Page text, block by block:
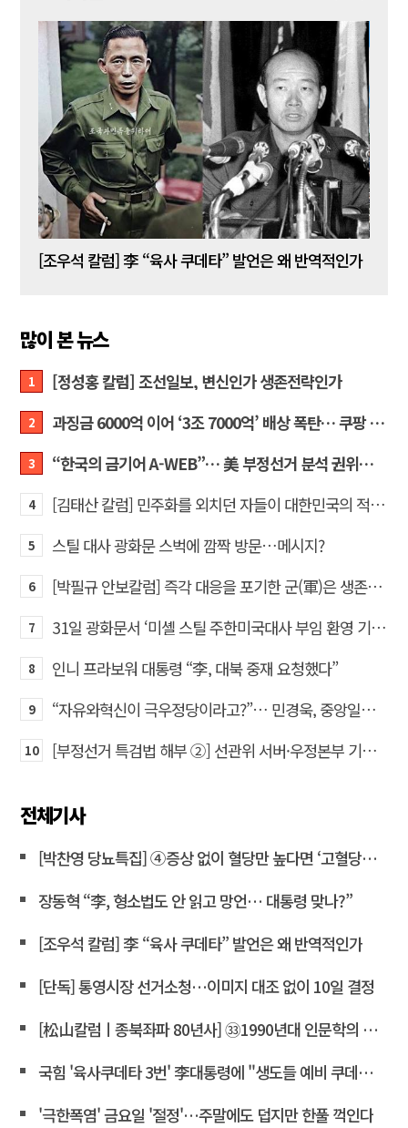
[조우석 칼럼] 李 “육사 쿠데타” 발언은 왜 반역적인가
많이 본 뉴스
1 [정성홍 칼럼] 조선일보, 변신인가 생존전략인가
2 과징금 6000억 이어 ‘3조 7000억’ 배상 폭탄… 쿠팡 때리기에 한미 통상 ‘초비상’
3 “한국의 금기어 A-WEB”… 美 부정선거 분석 권위자 프랭크 박사가 작심 비판한 한국 ‘선거 공작’의 실체
4 [김태산 칼럼] 민주화를 외치던 자들이 대한민국의 적이고 간첩이었다
5 스틸 대사 광화문 스벅에 깜짝 방문…메시지?
6 [박필규 안보칼럼] 즉각 대응을 포기한 군(軍)은 생존할 수 없다
7 31일 광화문서 ‘미셸 스틸 주한미국대사 부임 환영 기자회견’… 80여 개 단체 집결
8 인니 프라보워 대통령 “李, 대북 중재 요청했다”
9 “자유와혁신이 극우정당이라고?”… 민경욱, 중앙일보 직격
10 [부정선거 특검법 해부 ②] 선관위 서버·우정본부 기록까지…‘증거를 끌어오는 칼’
전체기사
[박찬영 당뇨특집] ④증상 없이 혈당만 높다면 ‘고혈당증’으로 불러야
장동혁 “李, 형소법도 안 읽고 망언… 대통령 맞나?”
[조우석 칼럼] 李 “육사 쿠데타” 발언은 왜 반역적인가
[단독] 통영시장 선거소청…이미지 대조 없이 10일 결정
[松山칼럼ㅣ종북좌파 80년사] ㉝1990년대 인문학의 좌경화
국힘 '육사쿠데타 3번' 李대통령에 "생도들 예비 쿠데타세력 몰아"
'극한폭염' 금요일 '절정'…주말에도 덥지만 한풀 꺽인다